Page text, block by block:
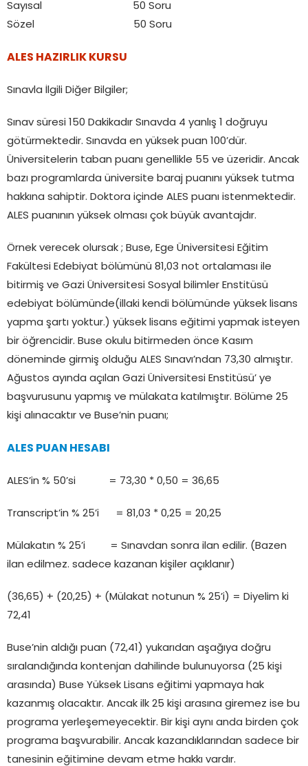
Sayısal 50 Soru
Sözel 50 Soru
ALES HAZIRLIK KURSU
Sınavla İlgili Diğer Bilgiler;
Sınav süresi 150 Dakikadır Sınavda 4 yanlış 1 doğruyu
götürmektedir. Sınavda en yüksek puan 100’dür.
Üniversitelerin taban puanı genellikle 55 ve üzeridir. Ancak
bazı programlarda üniversite baraj puanını yüksek tutma
hakkına sahiptir. Doktora içinde ALES puanı istenmektedir.
ALES puanının yüksek olması çok büyük avantajdır.
Örnek verecek olursak ; Buse, Ege Üniversitesi Eğitim
Fakültesi Edebiyat bölümünü 81,03 not ortalaması ile
bitirmiş ve Gazi Üniversitesi Sosyal bilimler Enstitüsü
edebiyat bölümünde(illaki kendi bölümünde yüksek lisans
yapma şartı yoktur.) yüksek lisans eğitimi yapmak isteyen
bir öğrencidir. Buse okulu bitirmeden önce Kasım
döneminde girmiş olduğu ALES Sınavı’ndan 73,30 almıştır.
Ağustos ayında açılan Gazi Üniversitesi Enstitüsü’ ye
başvurusunu yapmış ve mülakata katılmıştır. Bölüme 25
kişi alınacaktır ve Buse’nin puanı;
ALES PUAN HESABI
ALES’in % 50’si = 73,30 * 0,50 = 36,65
Transcript’in % 25’i = 81,03 * 0,25 = 20,25
Mülakatın % 25’i = Sınavdan sonra ilan edilir. (Bazen
ilan edilmez. sadece kazanan kişiler açıklanır)
(36,65) + (20,25) + (Mülakat notunun % 25’i) = Diyelim ki
72,41
Buse’nin aldığı puan (72,41) yukarıdan aşağıya doğru
sıralandığında kontenjan dahilinde bulunuyorsa (25 kişi
arasında) Buse Yüksek Lisans eğitimi yapmaya hak
kazanmış olacaktır. Ancak ilk 25 kişi arasına giremez ise bu
programa yerleşemeyecektir. Bir kişi aynı anda birden çok
programa başvurabilir. Ancak kazandıklarından sadece bir
tanesinin eğitimine devam etme hakkı vardır.